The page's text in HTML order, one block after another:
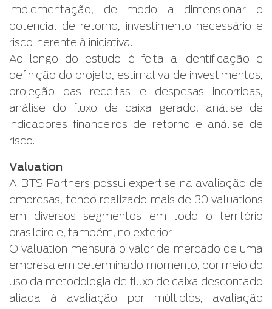
implementação, de modo a dimensionar o
potencial de retorno, investimento necessário e
risco inerente à iniciativa.
Ao longo do estudo é feita a identificação e
definição do projeto, estimativa de investimentos,
projeção das receitas e despesas incorridas,
análise do fluxo de caixa gerado, análise de
indicadores financeiros de retorno e análise de
risco.
Valuation
A BTS Partners possui expertise na avaliação de
empresas, tendo realizado mais de 30 valuations
em diversos segmentos em todo o território
brasileiro e, também, no exterior.
O valuation mensura o valor de mercado de uma
empresa em determinado momento, por meio do
uso da metodologia de fluxo de caixa descontado
aliada à avaliação por múltiplos, avaliação